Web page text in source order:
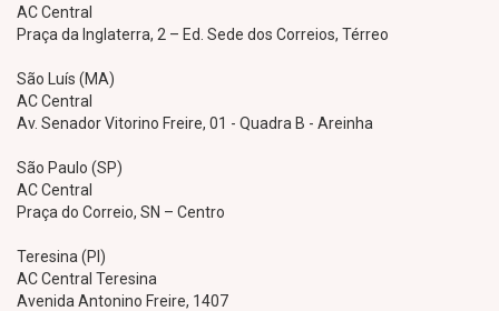
AC Central
Praça da Inglaterra, 2 – Ed. Sede dos Correios, Térreo
São Luís (MA)
AC Central
Av. Senador Vitorino Freire, 01 - Quadra B - Areinha
São Paulo (SP)
AC Central
Praça do Correio, SN – Centro
Teresina (PI)
AC Central Teresina
Avenida Antonino Freire, 1407